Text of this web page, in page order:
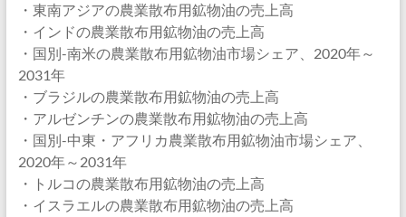
・東南アジアの農業散布用鉱物油の売上高
・インドの農業散布用鉱物油の売上高
・国別-南米の農業散布用鉱物油市場シェア、2020年～
2031年
・ブラジルの農業散布用鉱物油の売上高
・アルゼンチンの農業散布用鉱物油の売上高
・国別-中東・アフリカ農業散布用鉱物油市場シェア、
2020年～2031年
・トルコの農業散布用鉱物油の売上高
・イスラエルの農業散布用鉱物油の売上高